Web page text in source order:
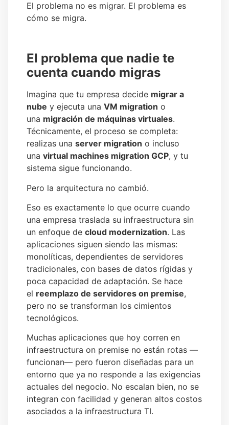
El problema no es migrar. El problema es
cómo se migra.
El problema que nadie te
cuenta cuando migras
Imagina que tu empresa decide migrar a
nube y ejecuta una VM migration o
una migración de máquinas virtuales.
Técnicamente, el proceso se completa:
realizas una server migration o incluso
una virtual machines migration GCP, y tu
sistema sigue funcionando.
Pero la arquitectura no cambió.
Eso es exactamente lo que ocurre cuando
una empresa traslada su infraestructura sin
un enfoque de cloud modernization. Las
aplicaciones siguen siendo las mismas:
monolíticas, dependientes de servidores
tradicionales, con bases de datos rígidas y
poca capacidad de adaptación. Se hace
el reemplazo de servidores on premise,
pero no se transforman los cimientos
tecnológicos.
Muchas aplicaciones que hoy corren en
infraestructura on premise no están rotas —
funcionan— pero fueron diseñadas para un
entorno que ya no responde a las exigencias
actuales del negocio. No escalan bien, no se
integran con facilidad y generan altos costos
asociados a la infraestructura TI.